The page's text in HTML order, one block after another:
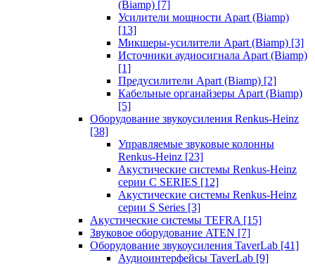
(Biamp) [7]
Усилители мощности Apart (Biamp)
[13]
Микшеры-усилители Apart (Biamp) [3]
Источники аудиосигнала Apart (Biamp)
[1]
Предусилители Apart (Biamp) [2]
Кабельные органайзеры Apart (Biamp)
[5]
Оборудование звукоусиления Renkus-Heinz
[38]
Управляемые звуковые колонны
Renkus-Heinz [23]
Акустические системы Renkus-Heinz
серии C SERIES [12]
Акустические системы Renkus-Heinz
серии S Series [3]
Акустические системы TEFRA [15]
Звуковое оборудование ATEN [7]
Оборудование звукоусиления TaverLab [41]
Аудиоинтерфейсы TaverLab [9]